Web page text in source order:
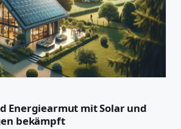
Energiearmut mit Solar und
bekämpft